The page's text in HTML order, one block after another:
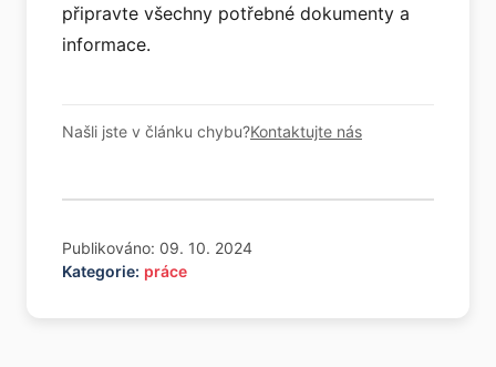
připravte všechny potřebné dokumenty a
informace.
Našli jste v článku chybu?Kontaktujte nás
Publikováno: 09. 10. 2024
Kategorie: práce